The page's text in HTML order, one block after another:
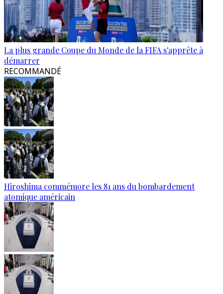
La plus grande Coupe du Monde de la FIFA s'apprête à
démarrer
RECOMMANDÉ
Hiroshima commémore les 81 ans du bombardement
atomique américain